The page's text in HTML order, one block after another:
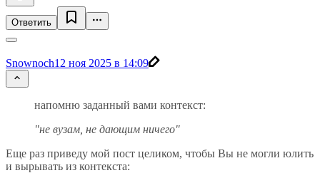
Ответить
Snownoch12 ноя 2025 в 14:09
напомню заданный вами контекст:
"не вузам, не дающим ничего"
Еще раз приведу мой пост целиком, чтобы Вы не могли юлить
и вырывать из контекста: